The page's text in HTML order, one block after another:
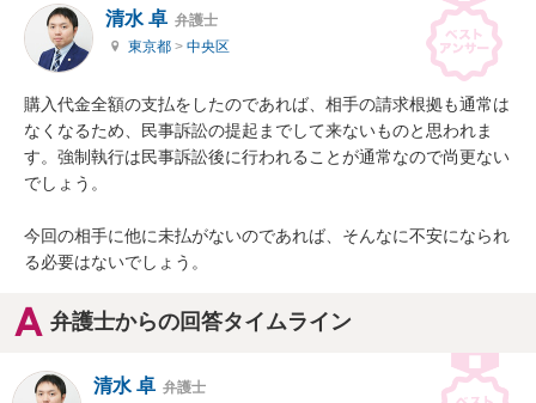
清水 卓 弁護士
東京都 > 中央区
購入代金全額の支払をしたのであれば、相手の請求根拠も通常は
なくなるため、民事訴訟の提起までして来ないものと思われま
す。強制執行は民事訴訟後に行われることが通常なので尚更ない
でしょう。
今回の相手に他に未払がないのであれば、そんなに不安になられ
る必要はないでしょう。
弁護士からの回答タイムライン
清水 卓 弁護士